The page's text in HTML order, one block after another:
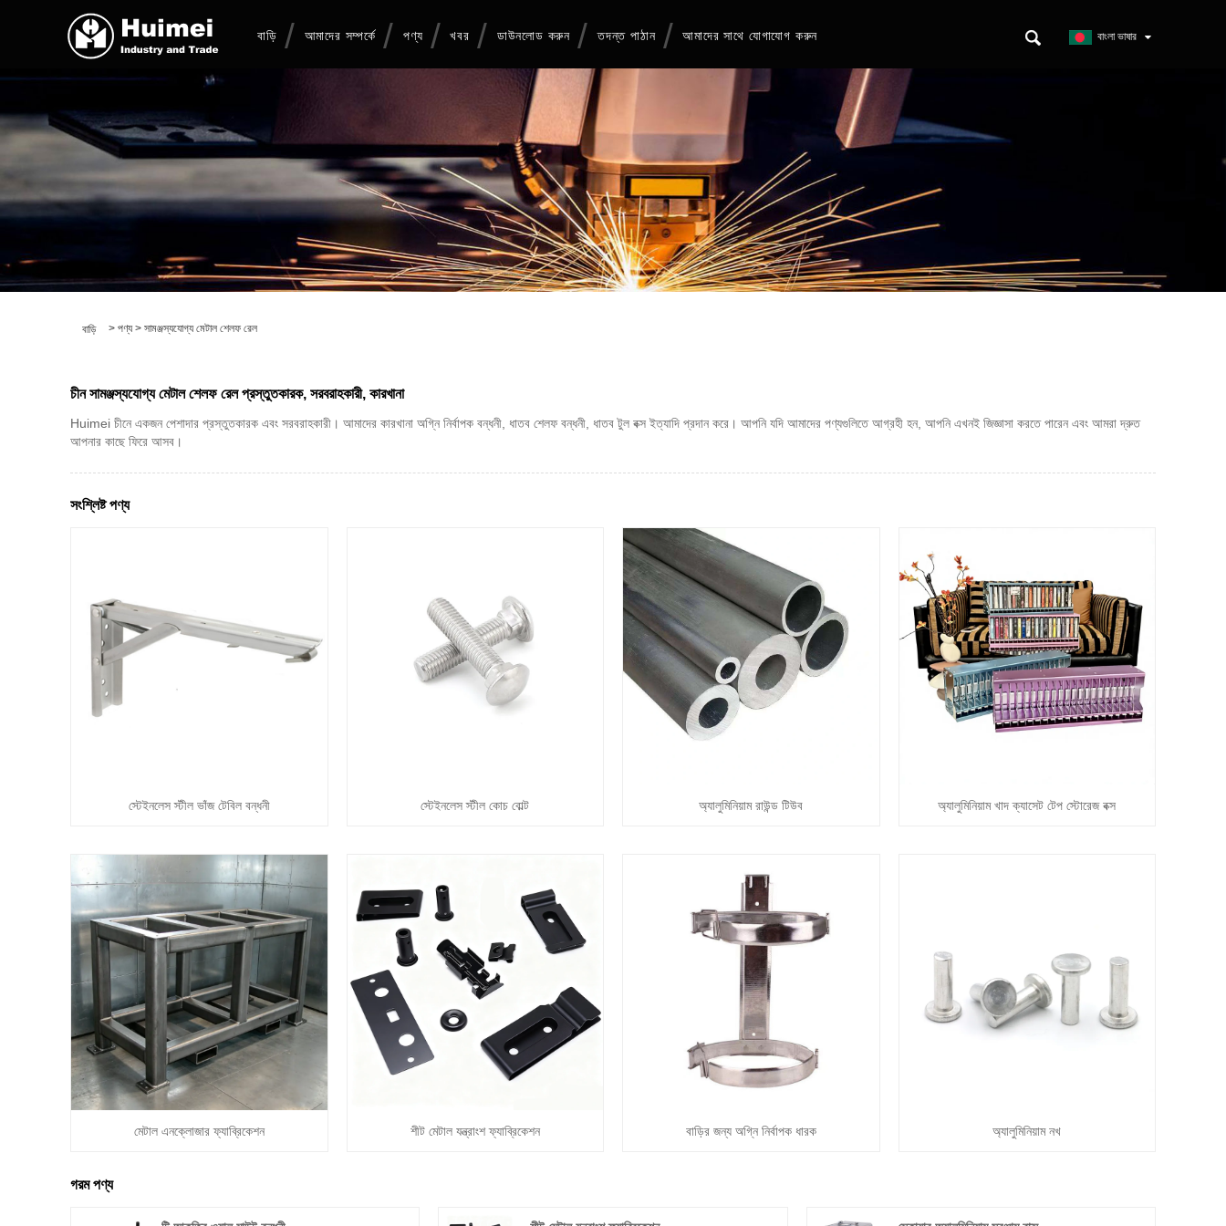
বাড়ি আমাদের সম্পর্কে পণ্য খবর ডাউনলোড করুন তদন্ত পাঠান আমাদের সাথে যোগাযোগ করুন বাংলা ভাষার
বাড়ি > পণ্য > সামঞ্জস্যযোগ্য মেটাল শেলফ রেল
চীন সামঞ্জস্যযোগ্য মেটাল শেলফ রেল প্রস্তুতকারক, সরবরাহকারী, কারখানা
Huimei চীনে একজন পেশাদার প্রস্তুতকারক এবং সরবরাহকারী। আমাদের কারখানা অগ্নি নির্বাপক বন্ধনী, ধাতব শেলফ বন্ধনী, ধাতব টুল বক্স ইত্যাদি প্রদান করে। আপনি যদি আমাদের পণ্যগুলিতে আগ্রহী হন, আপনি এখনই জিজ্ঞাসা করতে পারেন এবং আমরা দ্রুত
আপনার কাছে ফিরে আসব।
সংশ্লিষ্ট পণ্য
স্টেইনলেস স্টীল ভাঁজ টেবিল বন্ধনী স্টেইনলেস স্টীল কোচ বোল্ট অ্যালুমিনিয়াম রাউন্ড টিউব অ্যালুমিনিয়াম খাদ ক্যাসেট টেপ স্টোরেজ বক্স
মেটাল এনক্লোজার ফ্যাব্রিকেশন শীট মেটাল যন্ত্রাংশ ফ্যাব্রিকেশন বাড়ির জন্য অগ্নি নির্বাপক ধারক অ্যালুমিনিয়াম নখ
গরম পণ্য